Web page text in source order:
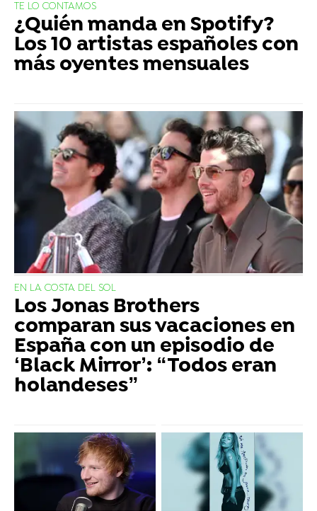
TE LO CONTAMOS
¿Quién manda en Spotify?
Los 10 artistas españoles con
más oyentes mensuales
EN LA COSTA DEL SOL
Los Jonas Brothers
comparan sus vacaciones en
España con un episodio de
‘Black Mirror’: “Todos eran
holandeses”